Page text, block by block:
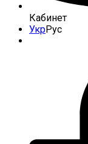
Кабинет
УкрРус